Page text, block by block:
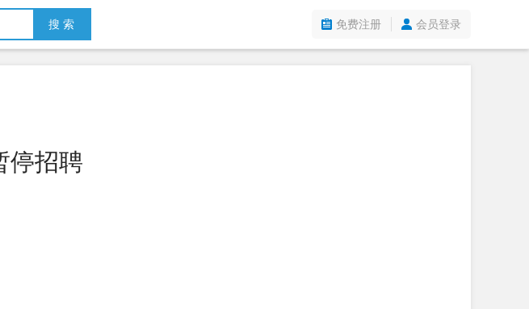
搜 索 免费注册 会员登录
停招聘